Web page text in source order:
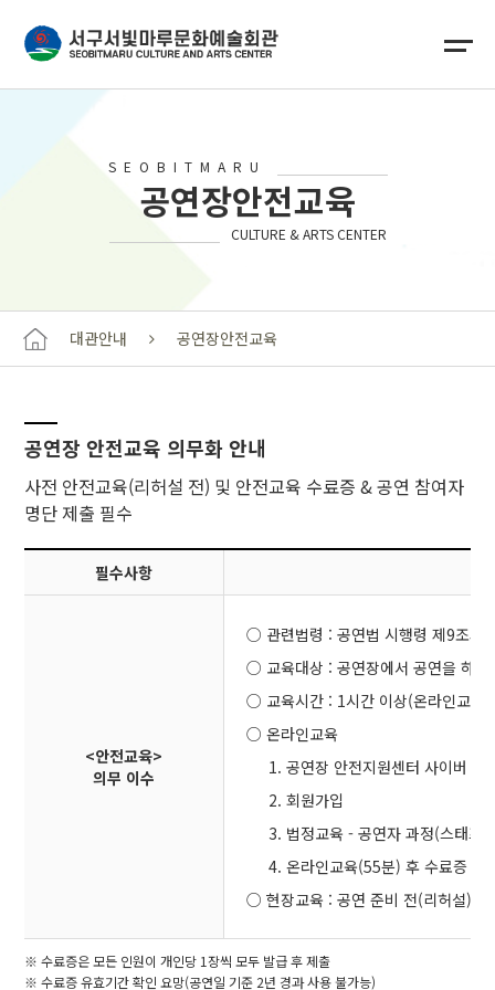
SEOBITMARU
공연장안전교육
CULTURE & ARTS CENTER
대관안내 공연장안전교육
공연장 안전교육 의무화 안내
사전 안전교육(리허설 전) 및 안전교육 수료증 & 공연 참여자
명단 제출 필수
필수사항
<안전교육>
의무 이수
○ 관련법령 : 공연법 시행령 제9조의
○ 교육대상 : 공연장에서 공연을 하
○ 교육시간 : 1시간 이상(온라인교육
○ 온라인교육
1. 공연장 안전지원센터 사이버 아
2. 회원가입
3. 법정교육 - 공연자 과정(스태프
4. 온라인교육(55분) 후 수료증 출
○ 현장교육 : 공연 준비 전(리허설)
※ 수료증은 모든 인원이 개인당 1장씩 모두 발급 후 제출
※ 수료증 유효기간 확인 요망(공연일 기준 2년 경과 사용 불가능)